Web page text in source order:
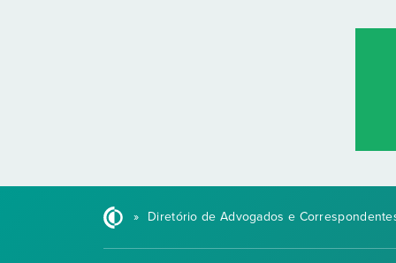
» Diretório de Advogados e